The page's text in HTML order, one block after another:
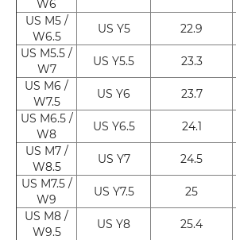
W6
US M5 /
W6.5
US Y5 22.9
US M5.5 /
W7
US Y5.5 23.3
US M6 /
W7.5
US Y6 23.7
US M6.5 /
W8
US Y6.5 24.1
US M7 /
W8.5
US Y7 24.5
US M7.5 /
W9
US Y7.5 25
US M8 /
W9.5
US Y8 25.4